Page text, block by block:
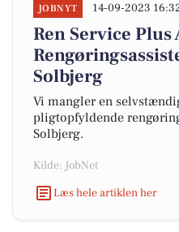
JOBNYT 14-09-2023
Ren Service Plus
Solbjerg
Vi mangler en
pligtopfyldende
Solbjerg.
Kilde: JobNet
Læs hele artiklen her